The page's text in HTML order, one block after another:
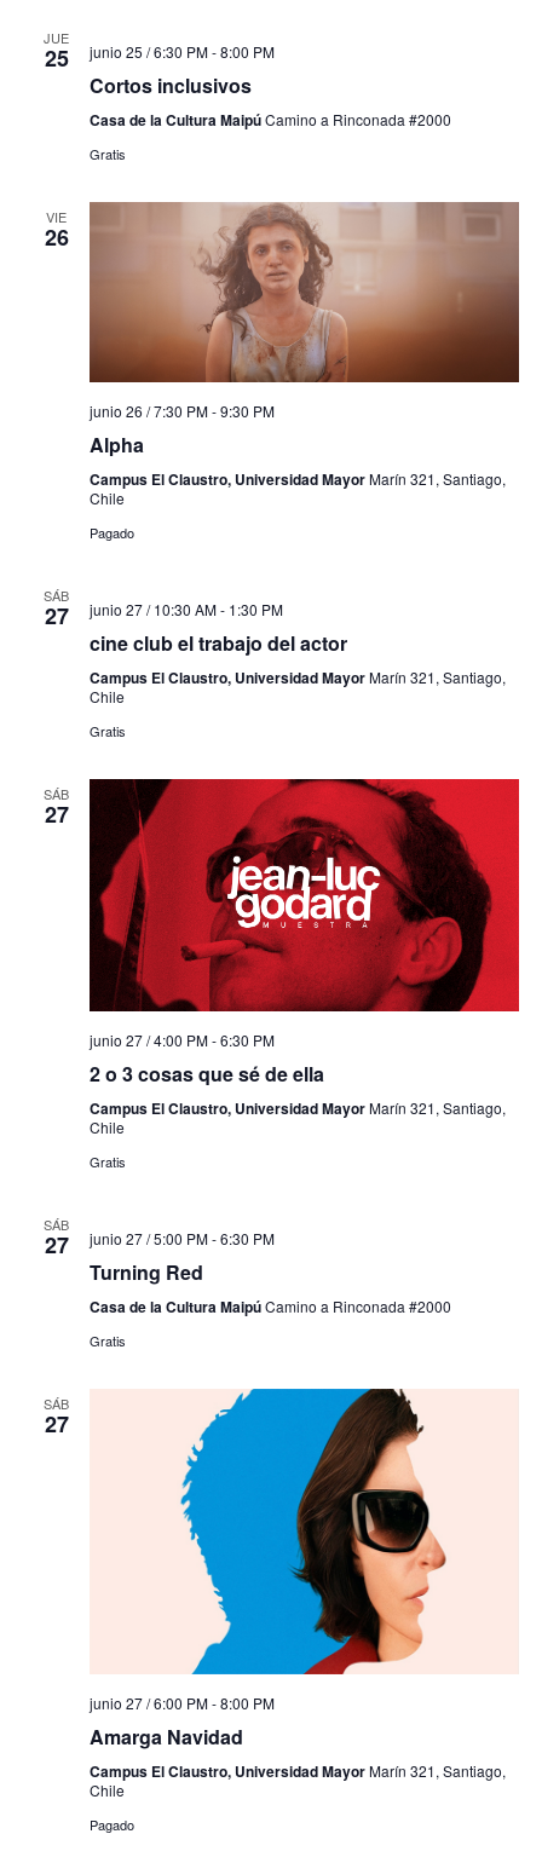
JUE
25 junio 25 / 6:30 PM-8:00 PM
Cortos inclusivos
Casa de la Cultura MaipúCamino a Rinconada #2000
Gratis
VIE
26
junio 26 / 7:30 PM-9:30 PM
Alpha
Campus El Claustro, Universidad MayorMarín 321, Santiago,
Chile
Pagado
SÁB
27 junio 27 / 10:30 AM- 1:30 PM
cine club el trabajo del actor
Campus El Claustro, Universidad MayorMarín 321, Santiago,
Chile
Gratis
SÁB
27
junio 27 / 4:00 PM-6:30 PM
2 o 3 cosas que sé de ella
Campus El Claustro, Universidad MayorMarín 321, Santiago,
Chile
Gratis
SÁB
27 junio 27 / 5:00 PM-6:30 PM
Turning Red
Casa de la Cultura MaipúCamino a Rinconada #2000
Gratis
SÁB
27
junio 27 / 6:00 PM-8:00 PM
Amarga Navidad
Campus El Claustro, Universidad MayorMarín 321, Santiago,
Chile
Pagado